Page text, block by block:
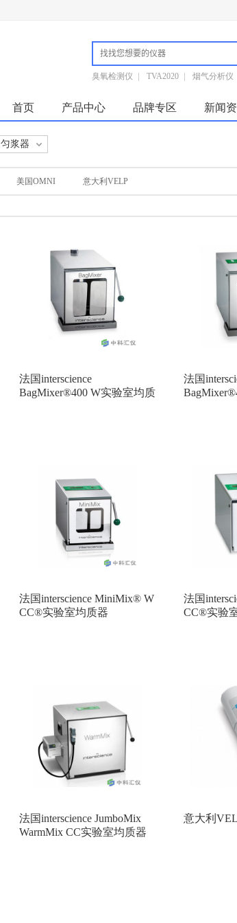
臭氧检测仪 TVA2020 烟气分析仪
首页 产品中心 品牌专区 新闻
匀浆器
美国OMNI 意大利VELP
法国interscience
BagMixer®400 W实验室均质
法国
法国interscience MiniMix® W
CC®实验室均质器
法国
CC®实验
法国interscience JumboMix
WarmMix CC实验室均质器
意大利